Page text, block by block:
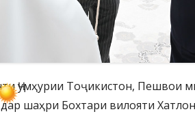
Ҷумҳурии Тоҷикистон, Пешвои
шаҳри Бохтари вилояти